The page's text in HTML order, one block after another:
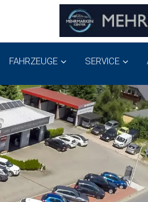
FAHRZEUGE SERVICE